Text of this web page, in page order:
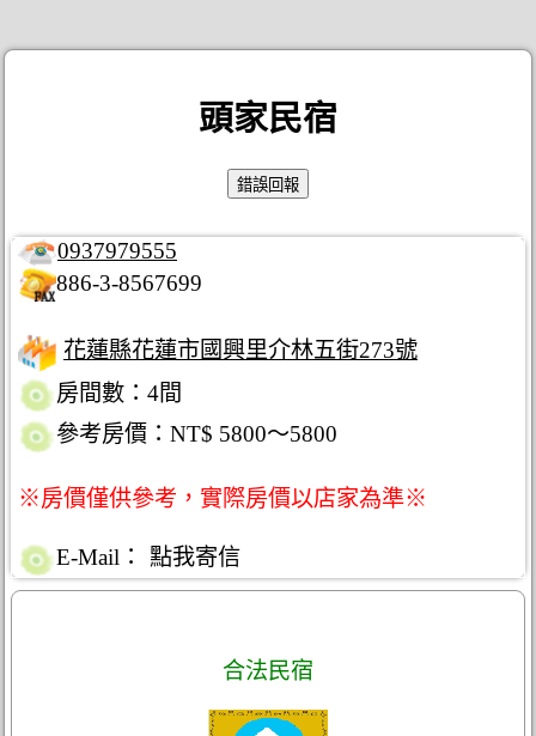
頭家民宿
0937979555
886-3-8567699
花蓮縣花蓮市國興里介林五街273號
房間數：4間
參考房價：NT$ 5800～5800
※房價僅供參考，實際房價以店家為準※
E-Mail： 點我寄信
合法民宿